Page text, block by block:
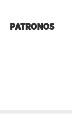
PATRONOS